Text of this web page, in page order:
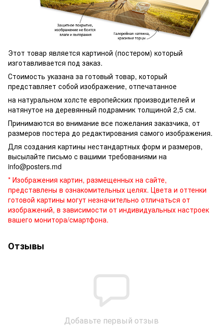
Этот товар является картиной (постером) который
изготавливается под заказ.
Стоимость указана за готовый товар, который
представляет собой изображение, отпечатанное
на натуральном холсте европейских производителей и
натянутое на деревянный подрамник толщиной 2,5 см.
Принимаются во внимание все пожелания заказчика, от
размеров постера до редактирования самого изображения.
Для создания картины нестандартных форм и размеров,
высылайте письмо c вашими требованиями на
info@posters.md
* Изображения картин, размещенных на сайте,
представлены в ознакомительных целях. Цвета и оттенки
готовой картины могут незначительно отличаться от
изображений, в зависимости от индивидуальных настроек
вашего монитора/смартфона.
Отзывы
Добавьте первый отзыв